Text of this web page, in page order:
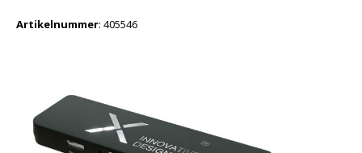
Artikelnummer: 405546